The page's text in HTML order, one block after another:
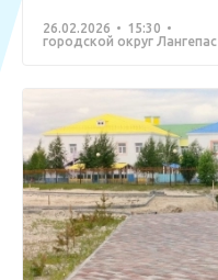
26.02.2026
15:30
городской округ Лангепас